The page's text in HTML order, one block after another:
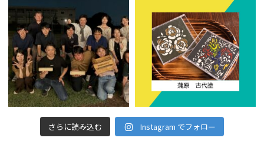
さらに読み込む Instagram でフォロー